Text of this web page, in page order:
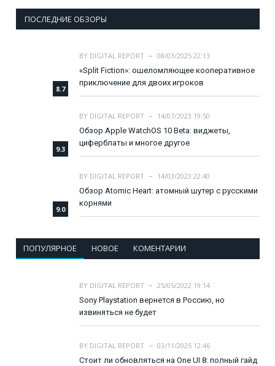
ПОСЛЕДНИЕ ОБЗОРЫ
8.7
BY DIGITAL REPORT
08/03/2025 22:13
«Split Fiction»: ошеломляющее кооперативное
приключение для двоих игроков
9.3
BY DIGITAL REPORT
14/07/2023 19:50
Обзор Apple WatchOS 10 Beta: виджеты,
циферблаты и многое другое
9.0
BY DIGITAL REPORT
14/03/2023 22:40
Обзор Atomic Heart: атомный шутер с русскими
корнями
ПОПУЛЯРНОЕ НОВОЕ КОМЕНТАРИИ
BY DIGITAL REPORT
25/05/2022 19:14
Sony Playstation вернется в Россию, но
извиняться не будет
BY DIGITAL REPORT
03/11/2025 12:46
Стоит ли обновляться на One UI 8: полный гайд